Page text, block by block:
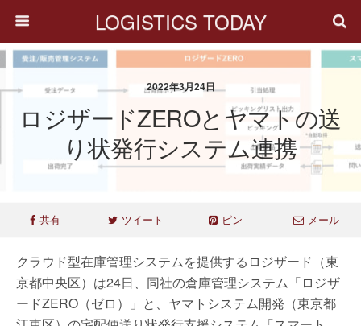
LOGISTICS TODAY
2022年3月24日
ロジザードZEROとヤマトの送
り状発行システム連携
共有 ツイート ピン メール
クラウド型在庫管理システムを提供するロジザード（東
京都中央区）は24日、同社の倉庫管理システム「ロジザ
ードZERO（ゼロ）」と、ヤマトシステム開発（東京都